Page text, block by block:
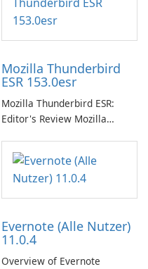
Mozilla Thunderbird
ESR 153.0esr
Mozilla Thunderbird ESR:
Editor's Review Mozilla
Support Release) is the long-
term support channel of the
Thunderbird desktop email
client designed for
need predictable …
Evernote (Alle Nutzer)
11.0.4
Overview of Evernote